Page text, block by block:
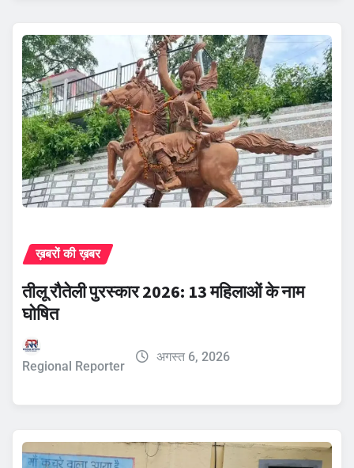
ख़बरों की ख़बर
तीलू रौतेली पुरस्कार 2026: 13 महिलाओं के नाम
घोषित
Regional Reporter
अगस्त 6, 2026